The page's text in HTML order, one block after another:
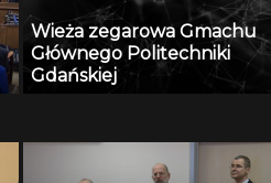
Wieża zegarowa Gmachu
Głównego Politechniki
Gdańskiej